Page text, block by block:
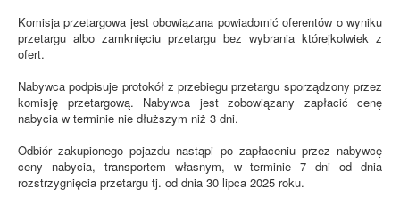
Komisja przetargowa jest obowiązana powiadomić oferentów o wyniku
przetargu albo zamknięciu przetargu bez wybrania którejkolwiek z
ofert.
Nabywca podpisuje protokół z przebiegu przetargu sporządzony przez
komisję przetargową. Nabywca jest zobowiązany zapłacić cenę
nabycia w terminie nie dłuższym niż 3 dni.
Odbiór zakupionego pojazdu nastąpi po zapłaceniu przez nabywcę
ceny nabycia, transportem własnym, w terminie 7 dni od dnia
rozstrzygnięcia przetargu tj. od dnia 30 lipca 2025 roku.